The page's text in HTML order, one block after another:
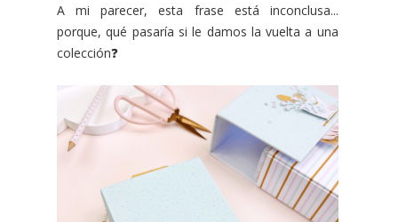
A mi parecer, esta frase está inconclusa...
porque, qué pasaría si le damos la vuelta a una
colección❓